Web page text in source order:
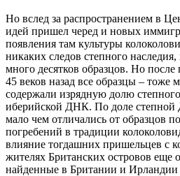
Но вслед за распространением в
идей пришел черед и новых
появления там культуры
никаких следов степного
много десятков образцов. Но после
45 веков назад все образцы – тоже
содержали изрядную долю
иберийской ДНК. По доле степной
мало чем отличались от образцов
погребений в традиции
влияние тогдашних пришельцев с
жителях Британских островов еще
найденные в Британии и Ирландии